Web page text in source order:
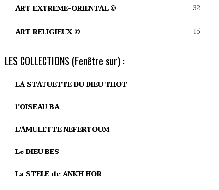
ART EXTREME-ORIENTAL © 32
ART RELIGIEUX © 15
LES COLLECTIONS (Fenêtre sur) :
LA STATUETTE DU DIEU THOT
l'OISEAU BA
L'AMULETTE NEFERTOUM
Le DIEU BES
La STELE de ANKH HOR